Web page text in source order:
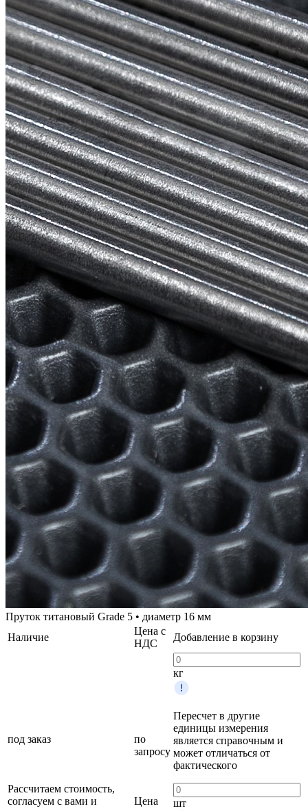
Пруток титановый Grade 5 • диаметр 16 мм
Наличие
Цена с
НДС
Добавление в корзину
под заказ
Рассчитаем стоимость,
согласуем с вами и
по
запросу
Цена
кг
Пересчет в другие
единицы измерения
является справочным и
может отличаться от
фактического
шт